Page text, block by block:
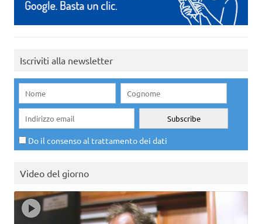
Iscriviti alla newsletter
Do il consenso al trattamento dei dati
Video del giorno